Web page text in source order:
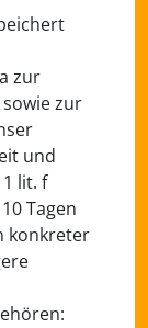
zur
zur
und
lit. f
Tagen
konkreter